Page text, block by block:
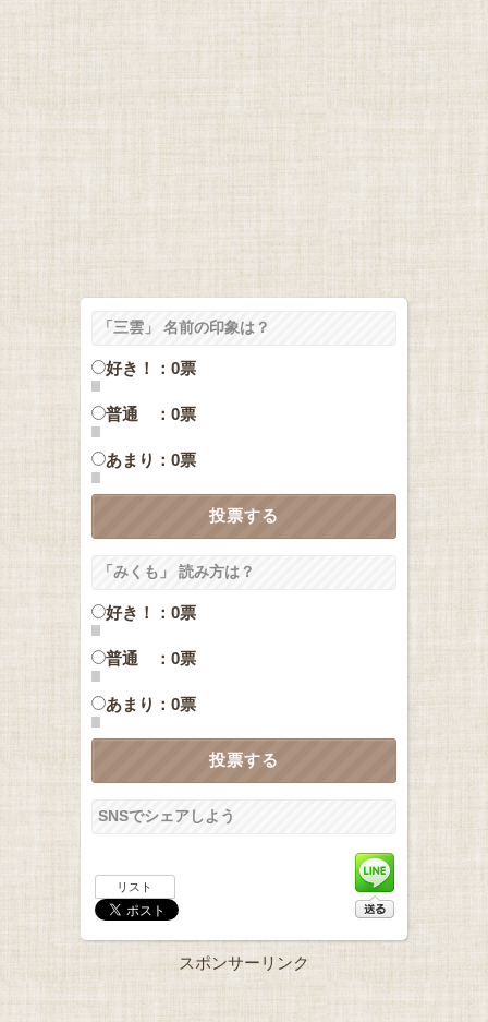
「三雲」 名前の印象は？
好き！：0票
普通 ：0票
あまり：0票
「みくも」 読み方は？
好き！：0票
普通 ：0票
あまり：0票
SNSでシェアしよう
リスト
スポンサーリンク